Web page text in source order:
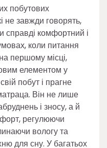
побутових
не завжди говорять,
справді комфортний і
коли питання
першому місці,
елементом у
побут і прагне
Він не лише
і зносу, а й
регулюючи
вологу та
для сну. У багатьох